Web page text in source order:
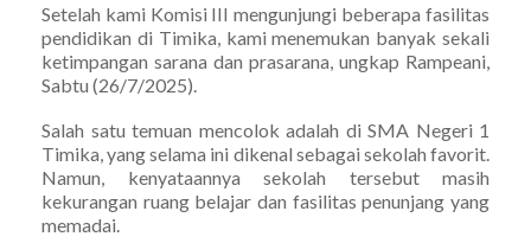
Setelah kami Komisi III mengunjungi beberapa fasilitas
pendidikan di Timika, kami menemukan banyak sekali
ketimpangan sarana dan prasarana, ungkap Rampeani,
Sabtu (26/7/2025).
Salah satu temuan mencolok adalah di SMA Negeri 1
Timika, yang selama ini dikenal sebagai sekolah favorit.
Namun, kenyataannya sekolah tersebut masih
kekurangan ruang belajar dan fasilitas penunjang yang
memadai.